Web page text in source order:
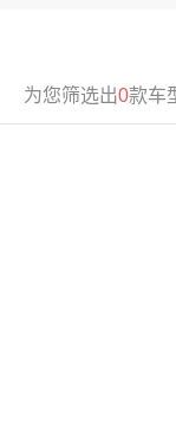
为您筛选出0款车